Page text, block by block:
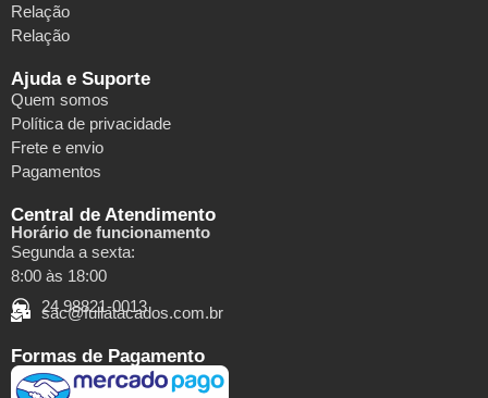
Relação
Relação
Ajuda e Suporte
Quem somos
Política de privacidade
Frete e envio
Pagamentos
Central de Atendimento
Horário de funcionamento
Segunda a sexta:
8:00 às 18:00
24 98821-0013
sac@fullatacados.com.br
Formas de Pagamento